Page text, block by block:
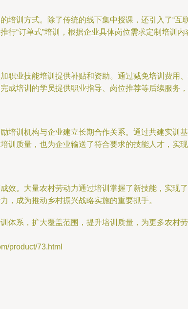
培训方式。除了传统的线下集中授课，还引入了“
“订单式”培训，根据企业具体岗位需求定制培训内
职业技能培训提供补贴和资助。通过减免培训费用
成培训的学员提供职业指导、岗位推荐等后续服务
培训机构与企业建立长期合作关系。通过共建实训
训质量，也为企业输送了符合要求的技能人才，实现
效。大量农村劳动力通过培训掌握了新技能，实现
，成为推动乡村振兴战略实施的重要抓手。
体系，扩大覆盖范围，提升培训质量，为更多农村
product/73.html